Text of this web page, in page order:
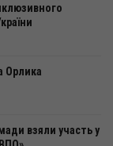
Орлика
взяли участь у